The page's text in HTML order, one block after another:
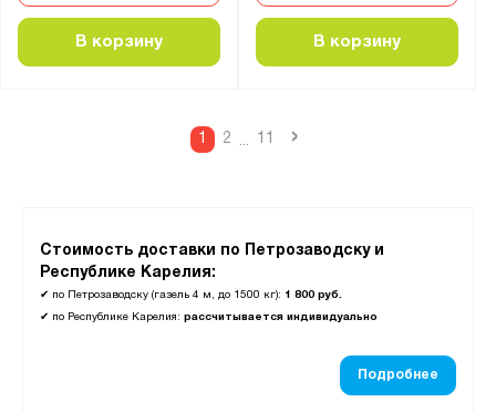
Стоимость доставки по Петрозаводску и
Республике Карелия:
✔ по Петрозаводску (газель 4 м, до 1500 кг): 1 800 руб.
✔ по Республике Карелия: рассчитывается индивидуально
Подробнее
В корзину В корзину
1 2 ... ›